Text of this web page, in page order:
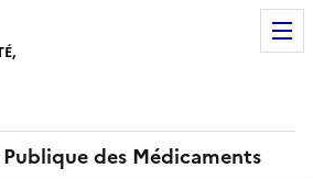
Publique des Médicaments